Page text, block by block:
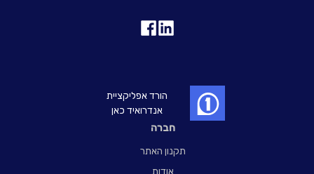
חברה
תקנון האתר
אודות
הורד אפליקציית
אנדרואיד כאן